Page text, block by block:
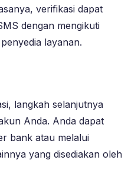
verifikasi dapat
dengan mengikuti
layanan.
langkah selanjutnya
Anda. Anda dapat
bank atau melalui
yang disediakan oleh